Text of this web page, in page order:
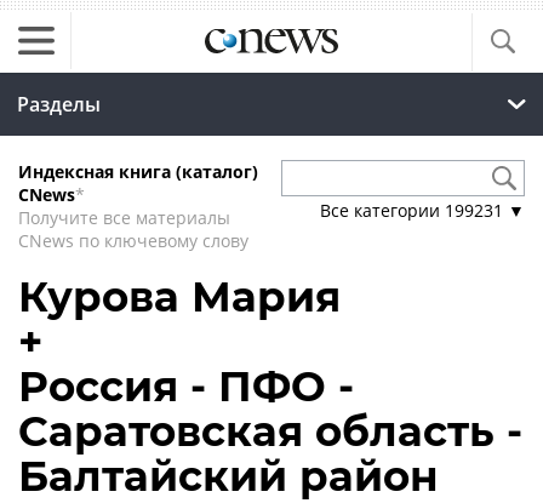
Разделы
Индексная книга (каталог)
CNews*
Получите все материалы
CNews по ключевому слову
Все категории 199231 ▼
Курова Мария
+
Россия - ПФО -
Саратовская область -
Балтайский район